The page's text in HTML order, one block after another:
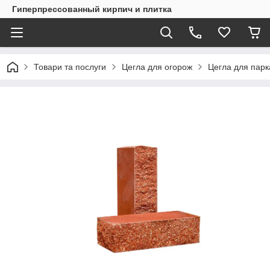
Гиперпрессованный кирпич и плитка
Товари та послуги Цегла для огорож Цегла для